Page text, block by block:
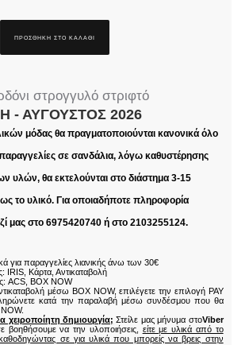
ΠΡΟΣΘΉΚΗ ΣΤΟ ΚΑΛΆΘΙ
στρογγυλό στριφτό
- ΑΎΓΟΥΣΤΟΣ 2026
μόδας θα πραγματοποιούνται κανονικά όλο
σε σανδάλια, λόγω καθυστέρησης
υλών, θα εκτελούνται στο διάστημα 3-15
το υλικό. Για οποιαδήποτε πληροφορία
μας στο 6975420740 ή στο 2103255124.
για παραγγελίες λιανικής άνω των 30€
Κάρτα, Αντικαταβολή
ACS, BOX NOW
αντικαταβολή μέσω BOX NOW, επιλέγετε την επιλογή PAY
κατά την παραλαβή μέσω συνδέσμου που θα
χειροποίητη δημιουργία; Στείλε μας μήνυμα στοViber
βοηθήσουμε να την υλοποιήσεις, είτε με υλικά από το
σε για υλικά που μπορείς να βρεις στην